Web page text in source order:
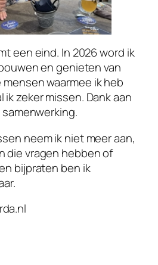
een eind. In 2026 word ik
en genieten van
waarmee ik heb
zeker missen. Dank aan
neem ik niet meer aan,
die vragen hebben of
bijpraten ben ik